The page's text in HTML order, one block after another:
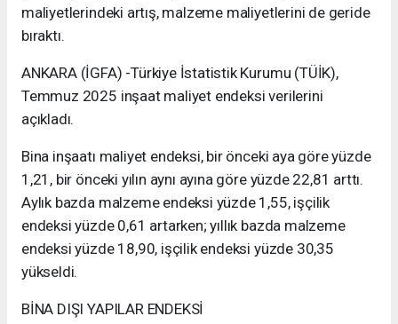
maliyetlerindeki artış, malzeme maliyetlerini de geride
bıraktı.
ANKARA (İGFA) -Türkiye İstatistik Kurumu (TÜİK),
Temmuz 2025 inşaat maliyet endeksi verilerini
açıkladı.
Bina inşaatı maliyet endeksi, bir önceki aya göre yüzde
1,21, bir önceki yılın aynı ayına göre yüzde 22,81 arttı.
Aylık bazda malzeme endeksi yüzde 1,55, işçilik
endeksi yüzde 0,61 artarken; yıllık bazda malzeme
endeksi yüzde 18,90, işçilik endeksi yüzde 30,35
yükseldi.
BİNA DIŞI YAPILAR ENDEKSİ